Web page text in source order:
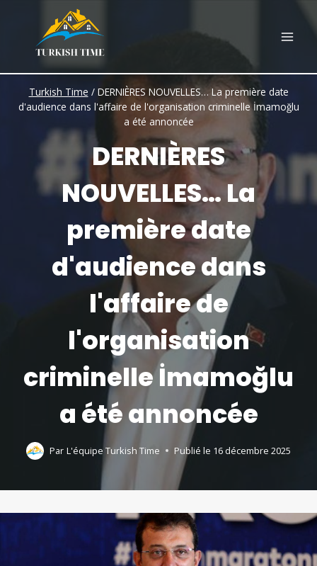
content
Turkish Time / DERNIÈRES NOUVELLES… La première date
d'audience dans l'affaire de l'organisation criminelle İmamoğlu
a été annoncée
DERNIÈRES
NOUVELLES… La
première date
d'audience dans
l'affaire de
l'organisation
criminelle İmamoğlu
a été annoncée
Par L'équipe Turkish Time Publié le 16 décembre 2025